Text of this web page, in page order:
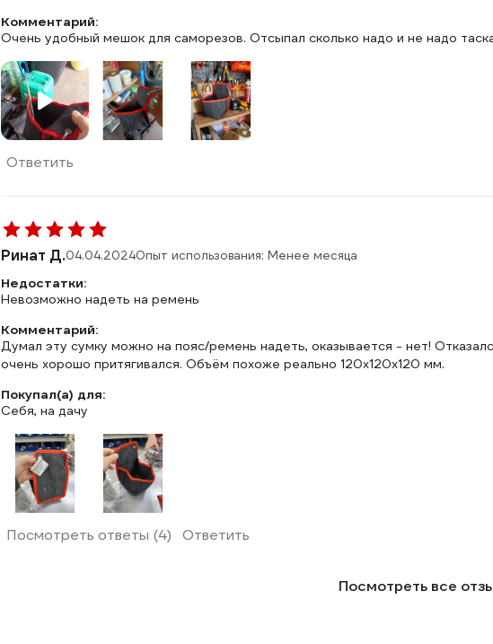
Комментарий:
Очень удобный мешок для саморезов. Отсыпал сколько надо и не надо
Ответить
Ринат Д.04.04.2024Опыт использования: Менее месяца
Недостатки:
Невозможно надеть на ремень
Комментарий:
Думал эту сумку можно на пояс/ремень надеть, оказывается - нет!
очень хорошо притягивался. Объём похоже реально 120х120х120 мм.
Покупал(а) для:
Себя, на дачу
Посмотреть ответы (4) Ответить
Посмотреть все